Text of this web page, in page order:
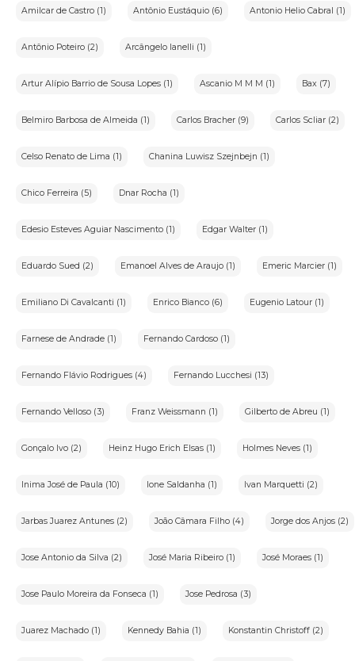
Amilcar de Castro (1) Antônio Eustáquio (6) Antonio Helio Cabral (1)
Antônio Poteiro (2) Arcângelo Ianelli (1)
Artur Alípio Barrio de Sousa Lopes (1) Ascanio M M M (1) Bax (7)
Belmiro Barbosa de Almeida (1) Carlos Bracher (9) Carlos Scliar (2)
Celso Renato de Lima (1) Chanina Luwisz Szejnbejn (1)
Chico Ferreira (5) Dnar Rocha (1)
Edesio Esteves Aguiar Nascimento (1) Edgar Walter (1)
Eduardo Sued (2) Emanoel Alves de Araujo (1) Emeric Marcier (1)
Emiliano Di Cavalcanti (1) Enrico Bianco (6) Eugenio Latour (1)
Farnese de Andrade (1) Fernando Cardoso (1)
Fernando Flávio Rodrigues (4) Fernando Lucchesi (13)
Fernando Velloso (3) Franz Weissmann (1) Gilberto de Abreu (1)
Gonçalo Ivo (2) Heinz Hugo Erich Elsas (1) Holmes Neves (1)
Inima José de Paula (10) Ione Saldanha (1) Ivan Marquetti (2)
Jarbas Juarez Antunes (2) João Câmara Filho (4) Jorge dos Anjos (2)
Jose Antonio da Silva (2) José Maria Ribeiro (1) José Moraes (1)
Jose Paulo Moreira da Fonseca (1) Jose Pedrosa (3)
Juarez Machado (1) Kennedy Bahia (1) Konstantin Christoff (2)